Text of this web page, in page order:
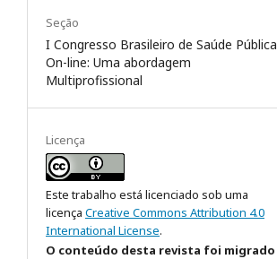
Seção
I Congresso Brasileiro de Saúde Pública
On-line: Uma abordagem
Multiprofissional
Licença
Este trabalho está licenciado sob uma
licença Creative Commons Attribution 4.0
International License.
O conteúdo desta revista foi migrado